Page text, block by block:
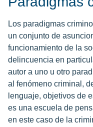
Los paradigmas
un conjunto de
funcionamiento de la
delincuencia en
autor a uno u otro
al fenómeno criminal,
lenguaje, objetivos de
es una escuela de
en este caso de la